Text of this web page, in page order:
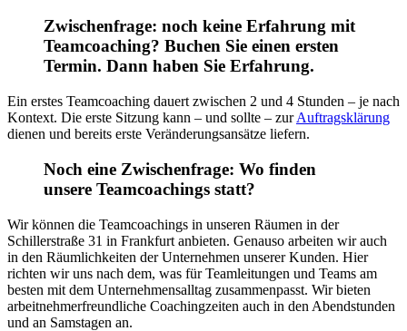
Zwischenfrage: noch keine Erfahrung mit
Teamcoaching? Buchen Sie einen ersten
Termin. Dann haben Sie Erfahrung.
Ein erstes Teamcoaching dauert zwischen 2 und 4 Stunden – je nach
Kontext. Die erste Sitzung kann – und sollte – zurAuftragsklärung
dienen und bereits erste Veränderungsansätze liefern.
Noch eine Zwischenfrage: Wo finden
unsere Teamcoachings statt?
Wir können die Teamcoachings in unseren Räumen in der
Schillerstraße 31 in Frankfurt anbieten. Genauso arbeiten wir auch
in den Räumlichkeiten der Unternehmen unserer Kunden. Hier
richten wir uns nach dem, was für Teamleitungen und Teams am
besten mit dem Unternehmensalltag zusammenpasst. Wir bieten
arbeitnehmerfreundliche Coachingzeiten auch in den Abendstunden
und an Samstagen an.